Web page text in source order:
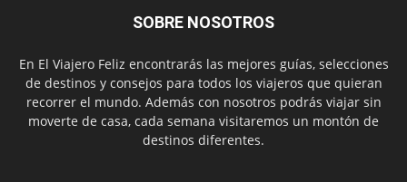
SOBRE NOSOTROS
En El Viajero Feliz encontrarás las mejores guías, selecciones
de destinos y consejos para todos los viajeros que quieran
recorrer el mundo. Además con nosotros podrás viajar sin
moverte de casa, cada semana visitaremos un montón de
destinos diferentes.